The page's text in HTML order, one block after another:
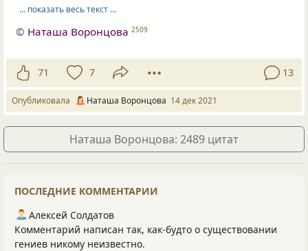
… показать весь текст …
© Наташа Воронцова 2509
71 7 13
Опубликовала Наташа Воронцова 14 дек 2021
Наташа Воронцова: 2489 цитат
ПОСЛЕДНИЕ КОММЕНТАРИИ
Алексей Солдатов
Комментарий написан так, как-будто о существовании
гениев никому неизвестно.